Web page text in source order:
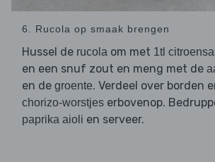
6. Rucola op smaak brengen
Hussel de rucola om met 1tl
en een snuf zout en meng met de
en de groente. Verdeel over borden
chorizo-worstjes erbovenop.
paprika aioli en serveer.